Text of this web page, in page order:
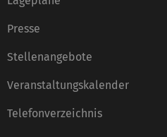
Presse
Stellenangebote
Veranstaltungskalender
Telefonverzeichnis